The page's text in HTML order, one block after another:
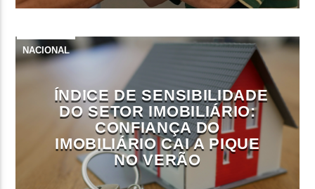
NACIONAL
ÍNDICE DE SENSIBILIDADE
DO SETOR IMOBILIÁRIO:
CONFIANÇA DO
IMOBILIÁRIO CAI A PIQUE
NO VERÃO